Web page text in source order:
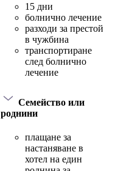
15 дни
болнично лечение
разходи за престой
в чужбина
транспортиране
след болнично
лечение
Семейство или
роднини
плащане за
настаняване в
хотел на един